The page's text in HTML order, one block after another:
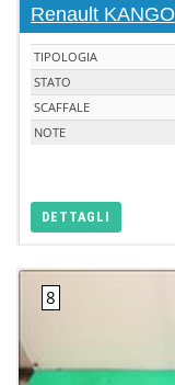
Renault
TIPOLOGIA
STATO
SCAFFALE
NOTE
DETTAGLI